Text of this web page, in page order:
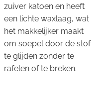
zuiver katoen en heeft
een lichte waxlaag, wat
het makkelijker maakt
om soepel door de stof
te glijden zonder te
rafelen of te breken.